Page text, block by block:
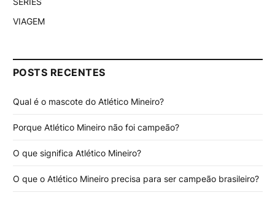
VIAGEM
POSTS RECENTES
Qual é o mascote do Atlético Mineiro?
Porque Atlético Mineiro não foi campeão?
O que significa Atlético Mineiro?
O que o Atlético Mineiro precisa para ser campeão brasileiro?